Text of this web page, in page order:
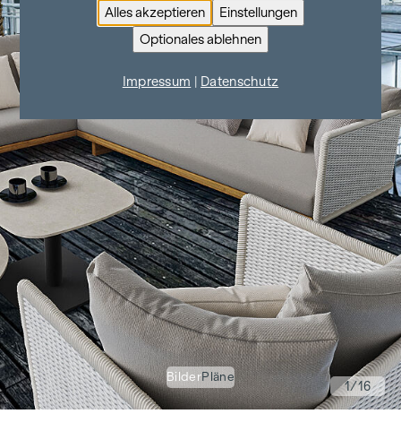
BilderPläne
1/16
Alles akzeptieren
Einstellungen
Optionales ablehnen
Impressum Datenschutz